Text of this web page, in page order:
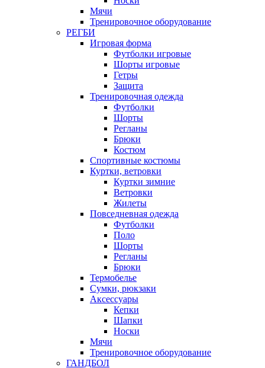
Мячи
Тренировочное оборудование
РЕГБИ
Игровая форма
Футболки игровые
Шорты игровые
Гетры
Защита
Тренировочная одежда
Футболки
Шорты
Регланы
Брюки
Костюм
Спортивные костюмы
Куртки, ветровки
Куртки зимние
Ветровки
Жилеты
Повседневная одежда
Футболки
Поло
Шорты
Регланы
Брюки
Термобелье
Сумки, рюкзаки
Аксессуары
Кепки
Шапки
Носки
Мячи
Тренировочное оборудование
ГАНДБОЛ